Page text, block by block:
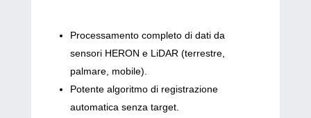
Processamento completo di dati da
sensori HERON e LiDAR (terrestre,
palmare, mobile).
Potente algoritmo di registrazione
automatica senza target.